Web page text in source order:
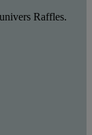
Raffles.